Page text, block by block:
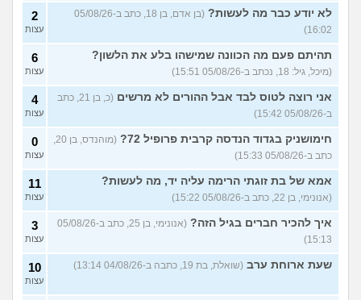
באופן הלבוש שלי והדיבור שלי,
צריכה עצה
(עדן, בת 24)
האם אימוני קליסטניקס באמת
טובים יותר?
(מתלבט, בן 32)
4
עצות
בת 16, והשיער שלי ממש נושר
ואני לא יודעת מה לעשות?
(אליאנה, בת 16)
צלוליט בגיל הנעורים, מה
לעשות? (אנונימית, בת 16)
2
עצות
גבר שעיר או חלק? (מעיין, בן 14) 5
עצות
עוד שאלות חדשות במדור
לא יודע כבר מה לעשות?
(בן אדם, בן 18, כתב ב-05/08/26
16:02)
2
עצות
תהיתם פעם מה הכוונה שמישהו בלע את הלשון?
(מיכל, גיל: 18, נכתב ב-05/08/26 15:51)
6
עצות
אני רוצה לטוס לבד אבל ההורים לא מרשים
(כ, בן 21, כתב
ב-05/08/26 15:42)
4
עצות
חימושניק בגדוד הנדסה קרבית פרופיל 72?
(מוהנדס, בן 20,
כתב ב-05/08/26 15:33)
0
עצות
אמא של בת זוגתי הרימה עליה יד, מה לעשות?
(אנונימי, בן 22, כתב ב-05/08/26 15:22)
11
עצות
איך להכיר חברים בגיל הזה?
(אנונימי, בן 25, כתב ב-05/08/26
15:13)
3
עצות
שעת ארוחת ערב (שואלת, בת 19, כתבה ב-04/08/26 13:14) 10
עצות